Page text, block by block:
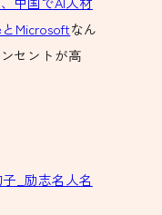
Microsoftなん
セントが高
_励志名人名